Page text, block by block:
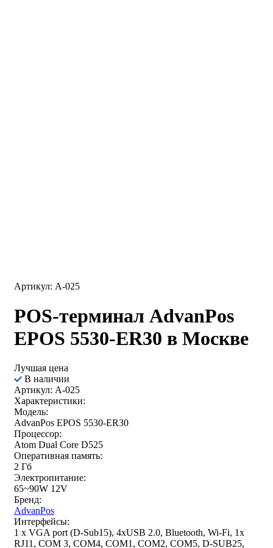
Артикул: A-025
POS-терминал AdvanPos
EPOS 5530-ER30 в Москве
Лучшая цена
В наличии
Артикул: A-025
Характеристики:
Модель:
AdvanPos EPOS 5530-ER30
Процессор:
Atom Dual Core D525
Оперативная память:
2 Гб
Электропитание:
65~90W 12V
Бренд:
AdvanPos
Интерфейсы:
1 x VGA port (D-Sub15), 4xUSB 2.0, Bluetooth, Wi-Fi, 1x
RJ11, COM 3, COM4, COM1, COM2, COM5, D-SUB25,